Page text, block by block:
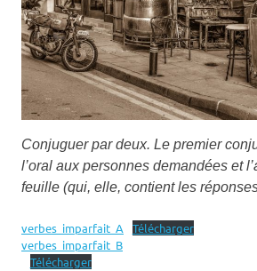
Conjuguer par deux. Le premier
l’oral aux personnes demandées et
feuille (qui, elle, contient les
verbes_imparfait_A Télécharger
verbes_imparfait_B
Télécharger